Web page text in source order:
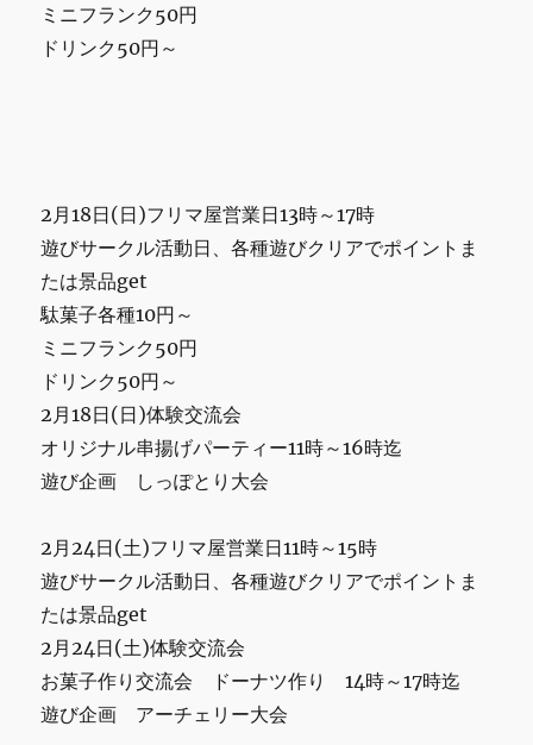
ミニフランク50円
ドリンク50円～
2月18日(日)フリマ屋営業日13時～17時
遊びサークル活動日、各種遊びクリアでポイントま
たは景品get
駄菓子各種10円～
ミニフランク50円
ドリンク50円～
2月18日(日)体験交流会
オリジナル串揚げパーティー11時～16時迄
遊び企画 しっぽとり大会
2月24日(土)フリマ屋営業日11時～15時
遊びサークル活動日、各種遊びクリアでポイントま
たは景品get
2月24日(土)体験交流会
お菓子作り交流会 ドーナツ作り 14時～17時迄
遊び企画 アーチェリー大会